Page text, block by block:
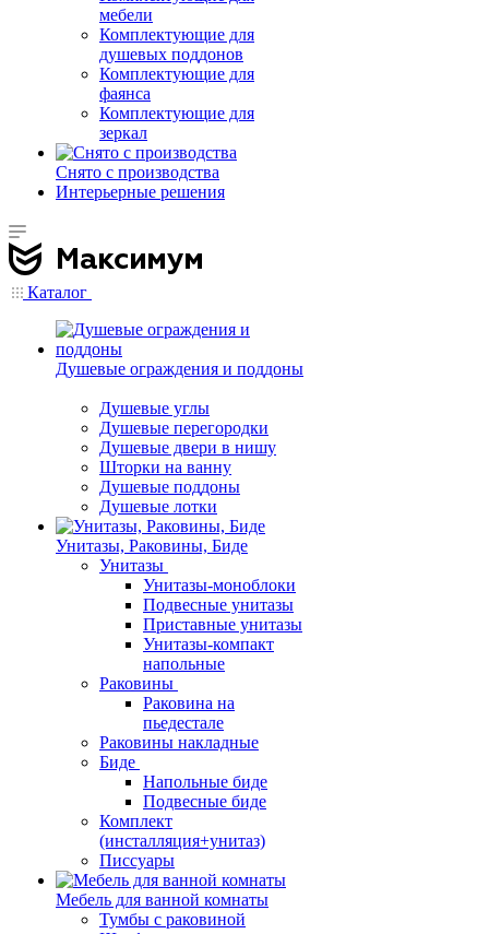
мебели
Комплектующие для
душевых поддонов
Комплектующие для
фаянса
Комплектующие для
зеркал
Снято с производства
Интерьерные решения
Каталог
Душевые ограждения и поддоны
Душевые углы
Душевые перегородки
Душевые двери в нишу
Шторки на ванну
Душевые поддоны
Душевые лотки
Унитазы, Раковины, Биде
Унитазы
Унитазы-моноблоки
Подвесные унитазы
Приставные унитазы
Унитазы-компакт
напольные
Раковины
Раковина на
пьедестале
Раковины накладные
Биде
Напольные биде
Подвесные биде
Комплект
(инсталляция+унитаз)
Писсуары
Мебель для ванной комнаты
Тумбы с раковиной